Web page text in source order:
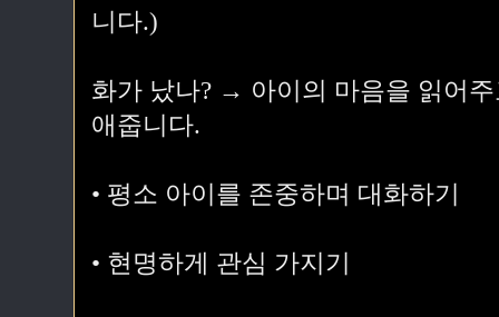
니다.)
화가 났나? → 아이의 마음을 읽어
애줍니다.
• 평소 아이를 존중하며 대화하기
• 현명하게 관심 가지기